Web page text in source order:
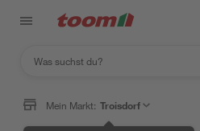
Mein Markt: Troisdorf